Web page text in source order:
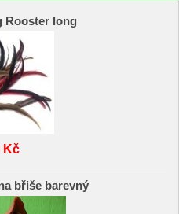
Rooster long
Kč
břiše barevný